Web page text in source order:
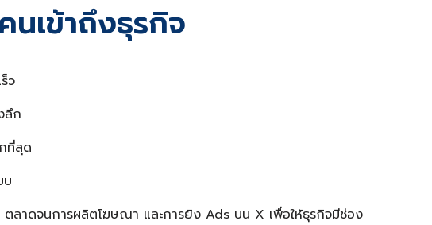
เข้าถึงธุรกิจ
ว
ลึก
ที่สุด
บ
ลาดจนการผลิตโฆษณา และการยิง Ads บน X เพื่อให้ธุรกิจมีช่อง